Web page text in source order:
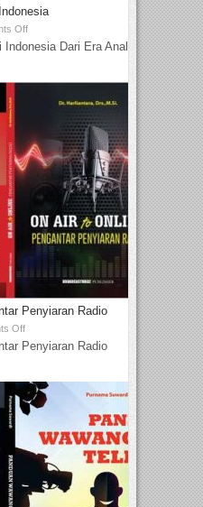
Off
Dari Era Analog
Penyiaran Radio
Off
Penyiaran Radio